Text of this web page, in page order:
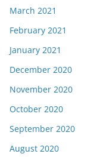
March 2021
February 2021
January 2021
December 2020
November 2020
October 2020
September 2020
August 2020